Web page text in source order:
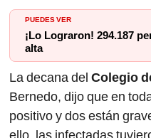
PUEDES VER
¡Lo Lograron! 294.187
alta
La decana del Colegio
Bernedo, dijo que en
positivo y dos están
ello, las infectadas